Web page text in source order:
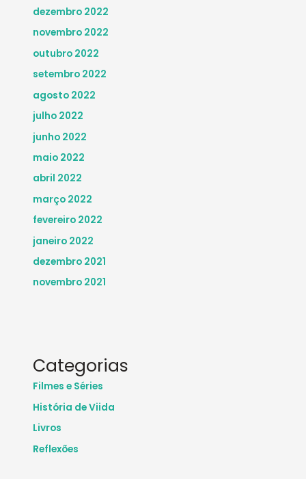
dezembro 2022
novembro 2022
outubro 2022
setembro 2022
agosto 2022
julho 2022
junho 2022
maio 2022
abril 2022
março 2022
fevereiro 2022
janeiro 2022
dezembro 2021
novembro 2021
Categorias
Filmes e Séries
História de Viida
Livros
Reflexões